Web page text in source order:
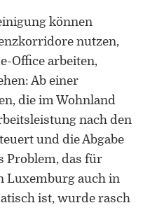
können
nutzen,
Office arbeiten,
Ab einer
die im Wohnland
nach den
und die Abgabe
Problem, das für
Luxemburg auch in
ist, wurde rasch